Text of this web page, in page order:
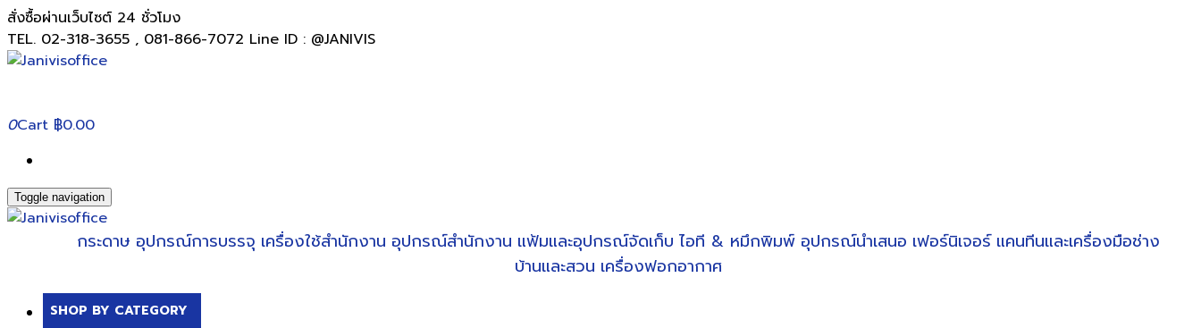
สั่งซื้อผ่านเว็บไซต์ 24 ชั่วโมง
TEL. 02-318-3655 , 081-866-7072 Line ID : @JANIVIS
0Cart ฿0.00
Toggle navigation
กระดาษ อุปกรณ์การบรรจุ เครื่องใช้สำนักงาน อุปกรณ์สำนักงาน แฟ้มและอุปกรณ์จัดเก็บ ไอที & หมึกพิมพ์ อุปกรณ์นำเสนอ เฟอร์นิเจอร์ แคนทีนและเครื่องมือช่าง
บ้านและสวน เครื่องฟอกอากาศ
SHOP BY CATEGORY